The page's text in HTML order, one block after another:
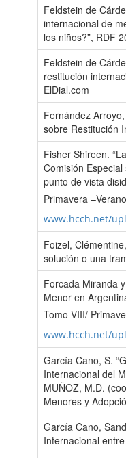
Feldstein de
internacional de
los niños?”, RDF
Feldstein de
restitución
ElDial.com
Fernández
sobre Restitución
Fisher Shireen.
Comisión
punto de vista
Primavera
www.hcch.net/
Foizel,
solución o una
Forcada Miranda
Menor en
Tomo VIII/
www.hcch.net/
García Cano, S.
Internacional del
MUÑOZ, M.D.
Menores y
García Cano,
Internacional